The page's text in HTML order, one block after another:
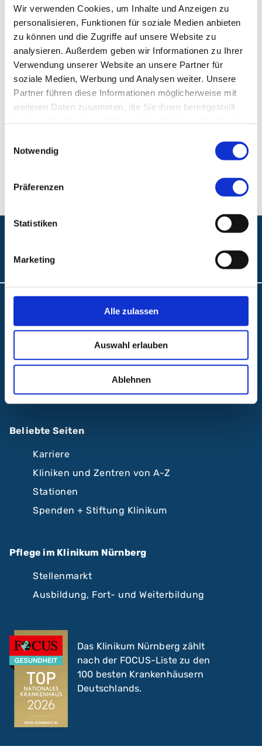
Wir verwenden Cookies, um Inhalte und Anzeigen zu
personalisieren, Funktionen für soziale Medien anbieten
zu können und die Zugriffe auf unsere Website zu
analysieren. Außerdem geben wir Informationen zu Ihrer
Verwendung unserer Website an unsere Partner für
soziale Medien, Werbung und Analysen weiter. Unsere
Partner führen diese Informationen möglicherweise mit
weiteren Daten zusammen, die Sie ihnen bereitgestellt
Notwendig
Präferenzen
Statistiken
Marketing
Alle zulassen
Auswahl erlauben
Ablehnen
Klinik für Innere Medizin 4, Schwerpunkte
Nephrologie und Hypertensiologie
(Nierenheilkunde)
Klinikum Nürnberg, Campus Süd
Breslauer Str. 201
90471 Nürnberg
nephrologie@klinikum-nuernberg.de
Telefon: +49 (0) 911 398-2702
Anfahrt und Lageplan
A.R.Z. Ambulantes Rehabilitationszentrum
ABC Ambulantes BehandlungsCentrum
Beliebte Seiten
Karriere
Kliniken und Zentren von A-Z
Stationen
Spenden + Stiftung Klinikum
Pflege im Klinikum Nürnberg
Stellenmarkt
Ausbildung, Fort- und Weiterbildung
Das Klinikum Nürnberg zählt
nach der FOCUS-Liste zu den
100 besten Krankenhäusern
Deutschlands.